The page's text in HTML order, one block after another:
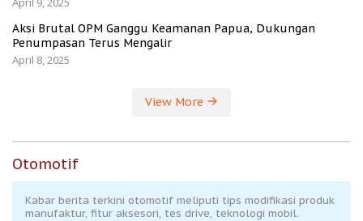
Aksi Brutal OPM Ganggu Keamanan Papua, Dukungan
Penumpasan Terus Mengalir
April 8, 2025
View More
Otomotif
Kabar berita terkini otomotif meliputi tips modifikasi produk
manufaktur, fitur aksesori, tes drive, teknologi mobil.